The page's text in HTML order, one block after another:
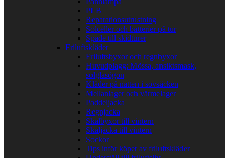
PLB
Reparationsutrustning
Solceller och batterier på tur
Spade till skidturer
Friluftskläder
Friluftsbyxor och regnbyxor
Huvudplagg: Mössa, ansiktsmask,
solglasögon
Kläder på natten i sovsäcken
Mellanlager och värmelager
Paddeljacka
Regnjacka
Skalbyxor till vintern
Skaljacka till vintern
Sockor
Tips inför köpet av friluftskläder